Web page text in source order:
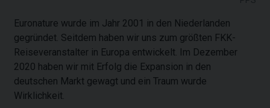
Euronature wurde im Jahr 2001 in den Niederlanden
gegründet. Seitdem haben wir uns zum größten FKK-
Reiseveranstalter in Europa entwickelt. Im Dezember
2020 haben wir mit Erfolg die Expansion in den
deutschen Markt gewagt und ein Traum wurde
Wirklichkeit.